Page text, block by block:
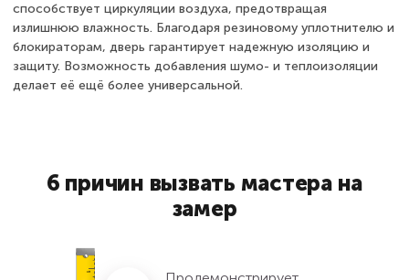
способствует циркуляции воздуха, предотвращая
излишнюю влажность. Благодаря резиновому уплотнителю и
блокираторам, дверь гарантирует надежную изоляцию и
защиту. Возможность добавления шумо- и теплоизоляции
делает её ещё более универсальной.
6 причин вызвать мастера на
замер